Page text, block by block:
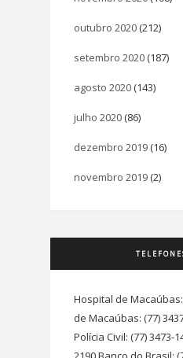
outubro 2020 (212)
setembro 2020 (187)
agosto 2020 (143)
julho 2020 (86)
dezembro 2019 (16)
novembro 2019 (2)
Hospital de Macaúbas:
de Macaúbas: (77)
Polícia Civil: (77) 3473-